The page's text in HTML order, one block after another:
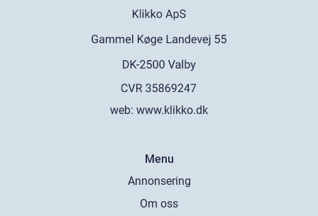
web: www.klikko.dk
Menu
Annonsering
Om oss